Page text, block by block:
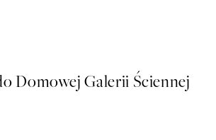
Domowej Galerii Ściennej